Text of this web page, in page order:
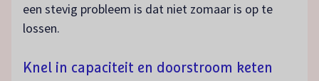
een stevig probleem is dat niet zomaar is op te
lossen.
Knel in capaciteit en doorstroom keten